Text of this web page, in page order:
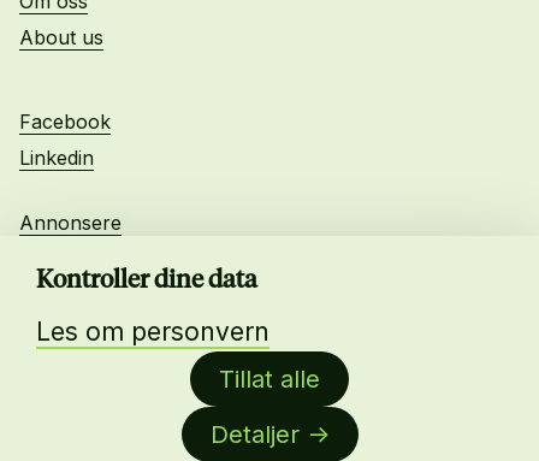
Kontroller dine data
Tillat alle
Detaljer
Les om personvern
About us
Facebook
Linkedin
Annonsere
Daglig leder:
Anne-Lise Mørch von der Fehr